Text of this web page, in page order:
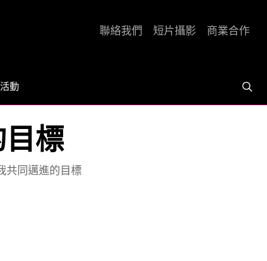
活動
聯絡我們 短片攝影 商業合作
標
共同邁進的目標